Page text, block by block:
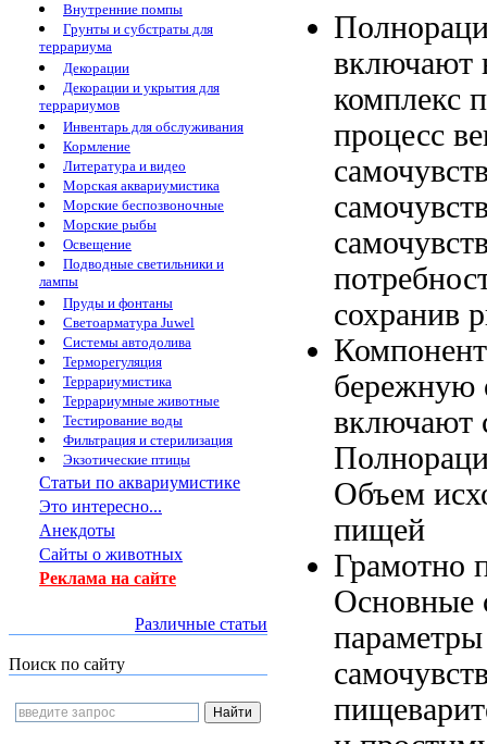
Внутренние помпы
Грунты и субстраты для
террариума
Декорации
Декорации и укрытия для
террариумов
Инвентарь для обслуживания
Кормление
Литература и видео
Морская аквариумистика
Морские беспозвоночные
Морские рыбы
Освещение
Подводные светильники и
лампы
Пруды и фонтаны
Светоарматура Juwel
Системы автодолива
Терморегуляция
Террариумистика
Террариумные животные
Тестирование воды
Фильтрация и стерилизация
Экзотические птицы
Статьи по аквариумистике
Это интересно...
Анекдоты
Сайты о животных
Реклама на сайте
Различные статьи
Поиск по сайту
включают
комплекс
процесс
сохранив
бережную
включают
Объем
пищей
Грамотно
Основные
параметры